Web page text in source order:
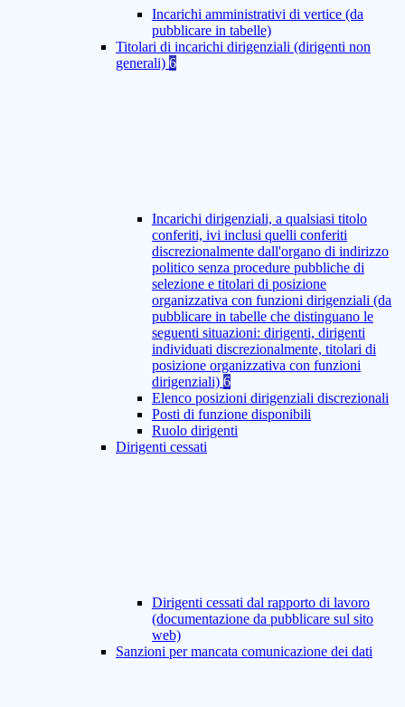
Incarichi amministrativi di vertice (da
pubblicare in tabelle)
Titolari di incarichi dirigenziali (dirigenti non
generali) 6
Incarichi dirigenziali, a qualsiasi titolo
conferiti, ivi inclusi quelli conferiti
discrezionalmente dall'organo di indirizzo
politico senza procedure pubbliche di
selezione e titolari di posizione
organizzativa con funzioni dirigenziali (da
pubblicare in tabelle che distinguano le
seguenti situazioni: dirigenti, dirigenti
individuati discrezionalmente, titolari di
posizione organizzativa con funzioni
dirigenziali) 6
Elenco posizioni dirigenziali discrezionali
Posti di funzione disponibili
Ruolo dirigenti
Dirigenti cessati
Dirigenti cessati dal rapporto di lavoro
(documentazione da pubblicare sul sito
web)
Sanzioni per mancata comunicazione dei dati